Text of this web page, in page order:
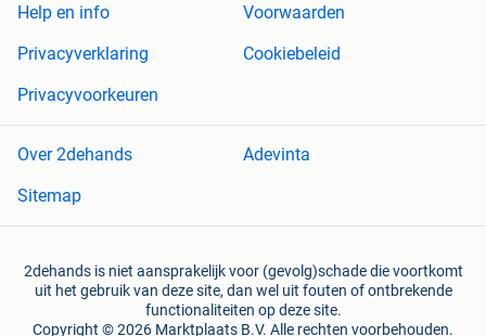
Help en info
Voorwaarden
Privacyverklaring
Cookiebeleid
Privacyvoorkeuren
Over 2dehands
Adevinta
Sitemap
2dehands is niet aansprakelijk voor (gevolg)schade die voortkomt
uit het gebruik van deze site, dan wel uit fouten of ontbrekende
functionaliteiten op deze site.
Copyright © 2026 Marktplaats B.V. Alle rechten voorbehouden.